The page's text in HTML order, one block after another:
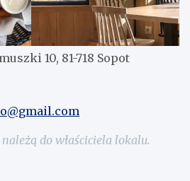
10, 81-718 Sopot
do właściciela lokalu.